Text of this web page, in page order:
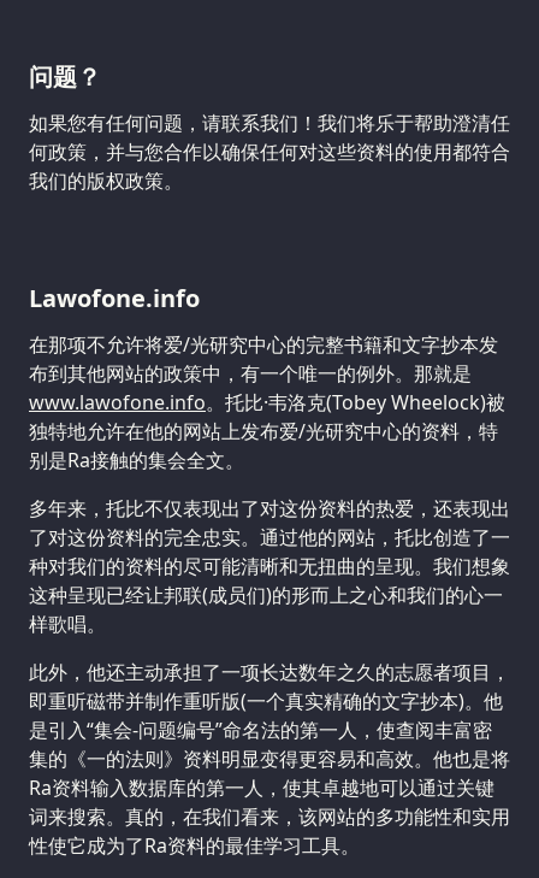
问题？
如果您有任何问题，请联系我们！我们将乐于帮助澄清任
何政策，并与您合作以确保任何对这些资料的使用都符合
我们的版权政策。
Lawofone.info
在那项不允许将爱/光研究中心的完整书籍和文字抄本发
布到其他网站的政策中，有一个唯一的例外。那就是
www.lawofone.info。托比·韦洛克(Tobey Wheelock)被
独特地允许在他的网站上发布爱/光研究中心的资料，特
别是Ra接触的集会全文。
多年来，托比不仅表现出了对这份资料的热爱，还表现出
了对这份资料的完全忠实。通过他的网站，托比创造了一
种对我们的资料的尽可能清晰和无扭曲的呈现。我们想象
这种呈现已经让邦联(成员们)的形而上之心和我们的心一
样歌唱。
此外，他还主动承担了一项长达数年之久的志愿者项目，
即重听磁带并制作重听版(一个真实精确的文字抄本)。他
是引入“集会-问题编号”命名法的第一人，使查阅丰富密
集的《一的法则》资料明显变得更容易和高效。他也是将
Ra资料输入数据库的第一人，使其卓越地可以通过关键
词来搜索。真的，在我们看来，该网站的多功能性和实用
性使它成为了Ra资料的最佳学习工具。